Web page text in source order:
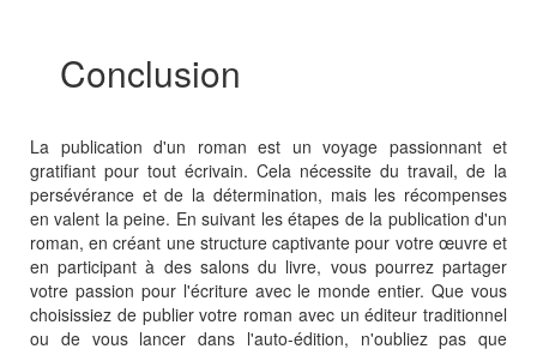
Conclusion
La publication d'un roman est un voyage passionnant et
gratifiant pour tout écrivain. Cela nécessite du travail, de la
persévérance et de la détermination, mais les récompenses
en valent la peine. En suivant les étapes de la publication d'un
roman, en créant une structure captivante pour votre œuvre et
en participant à des salons du livre, vous pourrez partager
votre passion pour l'écriture avec le monde entier. Que vous
choisissiez de publier votre roman avec un éditeur traditionnel
ou de vous lancer dans l'auto-édition, n'oubliez pas que